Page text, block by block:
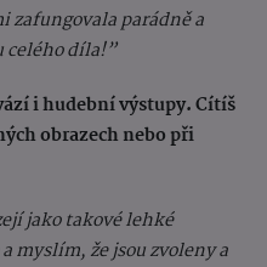
zafungovala parádně a
celého díla!”
i hudební výstupy. Cítíš
obrazech nebo při
jako takové lehké
myslím, že jsou zvoleny a